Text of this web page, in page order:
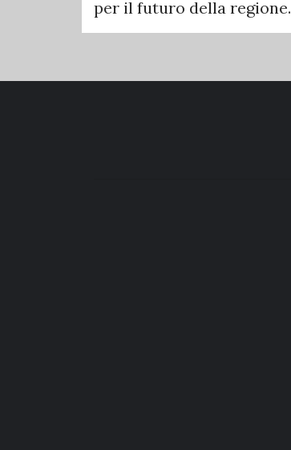
per il futuro della regione.